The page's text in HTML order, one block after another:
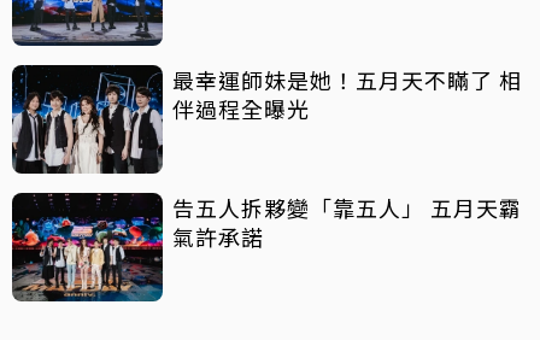
最幸運師妹是她！五月天不瞞了 相
伴過程全曝光
告五人拆夥變「靠五人」 五月天霸
氣許承諾